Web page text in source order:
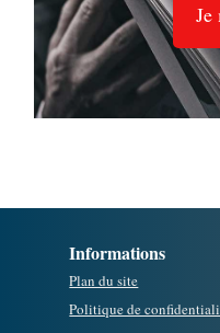
Je
Informations
Plan du site
Politique de